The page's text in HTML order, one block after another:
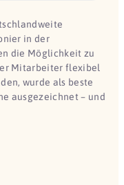
in der
die Möglichkeit zu
Mitarbeiter flexibel
wurde als beste
ausgezeichnet – und